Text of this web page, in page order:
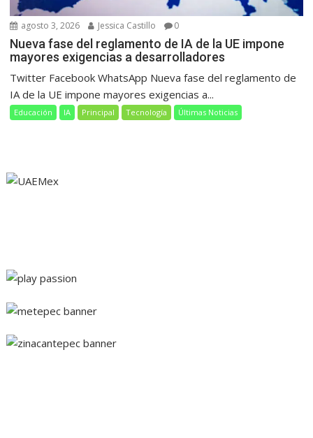
agosto 3, 2026 Jessica Castillo 0
Nueva fase del reglamento de IA de la UE impone
mayores exigencias a desarrolladores
Twitter Facebook WhatsApp Nueva fase del reglamento de
IA de la UE impone mayores exigencias a...
Educación IA Principal Tecnología Últimas Noticias